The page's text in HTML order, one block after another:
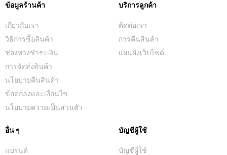
ข้อมูลร้านค้า
เกี่ยวกับเรา
วิธีการซื้อสินค้า
ช่องทางชำระเงิน
การจัดส่งสินค้า
นโยบายคืนสินค้า
ข้อตกลงและเงื่อนไข
นโยบายความเป็นส่วนตัว
บริการลูกค้า
ติดต่อเรา
การคืนสินค้า
แผนผังเว็บไซต์
อื่น ๆ
แบรนด์
บัญชีผู้ใช้
บัญชีผู้ใช้